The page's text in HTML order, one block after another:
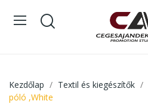
Kezdőlap Textil és kiegészítők
póló ,White